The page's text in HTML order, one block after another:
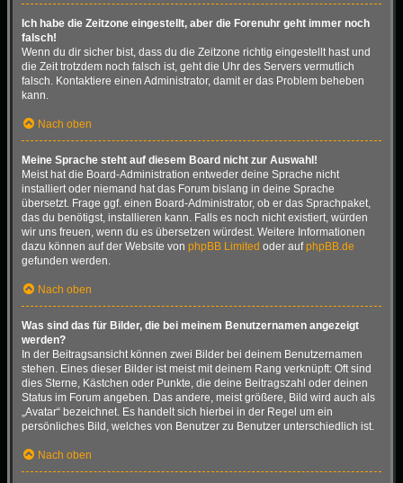
Ich habe die Zeitzone eingestellt, aber die Forenuhr geht immer noch
falsch!
Wenn du dir sicher bist, dass du die Zeitzone richtig eingestellt hast und
die Zeit trotzdem noch falsch ist, geht die Uhr des Servers vermutlich
falsch. Kontaktiere einen Administrator, damit er das Problem beheben
kann.
Nach oben
Meine Sprache steht auf diesem Board nicht zur Auswahl!
Meist hat die Board-Administration entweder deine Sprache nicht
installiert oder niemand hat das Forum bislang in deine Sprache
übersetzt. Frage ggf. einen Board-Administrator, ob er das Sprachpaket,
das du benötigst, installieren kann. Falls es noch nicht existiert, würden
wir uns freuen, wenn du es übersetzen würdest. Weitere Informationen
dazu können auf der Website von phpBB Limited oder aufphpBB.de
gefunden werden.
Nach oben
Was sind das für Bilder, die bei meinem Benutzernamen angezeigt
werden?
In der Beitragsansicht können zwei Bilder bei deinem Benutzernamen
stehen. Eines dieser Bilder ist meist mit deinem Rang verknüpft: Oft sind
dies Sterne, Kästchen oder Punkte, die deine Beitragszahl oder deinen
Status im Forum angeben. Das andere, meist größere, Bild wird auch als
„Avatar“ bezeichnet. Es handelt sich hierbei in der Regel um ein
persönliches Bild, welches von Benutzer zu Benutzer unterschiedlich ist.
Nach oben